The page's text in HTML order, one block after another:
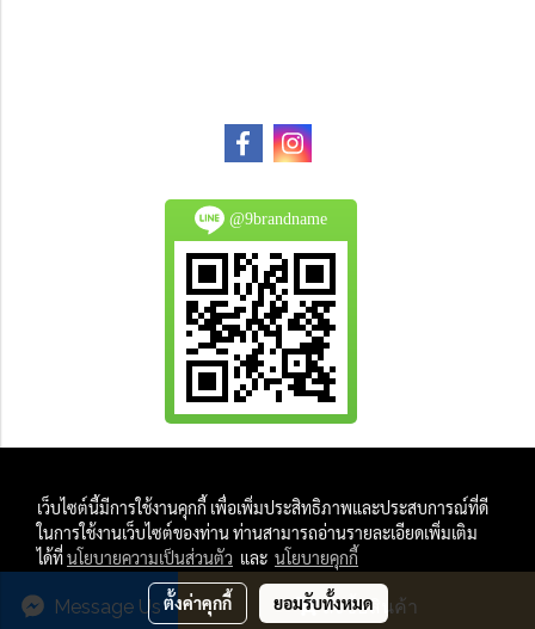
สั่งซื้อสินค้า
Message Us
@9brandname
And
All Photo in this website were taken by
9Brandname's Team.
เว็บไซต์นี้มีการใช้งานคุกกี้ เพื่อเพิ่มประสิทธิภาพและประสบการณ์ที่ดี
ในการใช้งานเว็บไซต์ของท่าน ท่านสามารถอ่านรายละเอียดเพิ่มเติม
ได้ที่นโยบายความเป็นส่วนตัว และ นโยบายคุกกี้
ตั้งค่าคุกกี้ ยอมรับทั้งหมด